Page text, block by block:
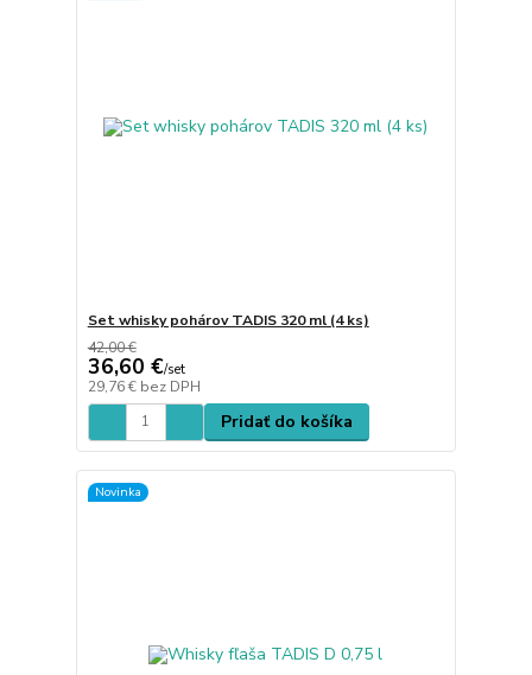
Set whisky pohárov TADIS 320 ml (4 ks)
42,00 €
36,60 €/set
29,76 € bez DPH
Pridať do košíka
Novinka